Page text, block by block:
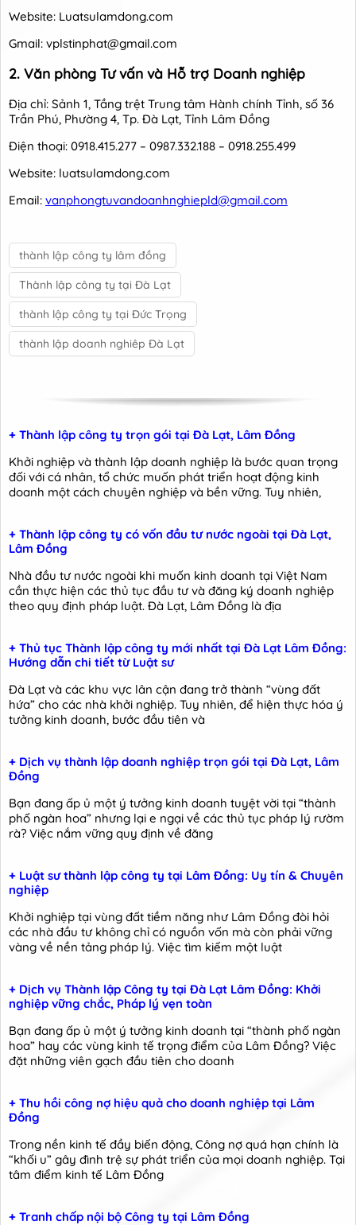
Website: Luatsulamdong.com
Gmail: vplstinphat@gmail.com
2. Văn phòng Tư vấn và Hỗ trợ Doanh nghiệp
Địa chỉ: Sảnh 1, Tầng trệt Trung tâm Hành chính Tỉnh, số 36
Trần Phú, Phường 4, Tp. Đà Lạt, Tỉnh Lâm Đồng
Điện thoại: 0918.415.277 – 0987.332.188 – 0918.255.499
Website: luatsulamdong.com
Email: vanphongtuvandoanhnghiepld@gmail.com
thành lập công ty lâm đồng
Thành lập công ty tại Đà Lạt
thành lập công ty tại Đức Trọng
thành lập doanh nghiêp Đà Lạt
+ Thành lập công ty trọn gói tại Đà Lạt, Lâm Đồng
Khởi nghiệp và thành lập doanh nghiệp là bước quan trọng
đối với cá nhân, tổ chức muốn phát triển hoạt động kinh
doanh một cách chuyên nghiệp và bền vững. Tuy nhiên,
+ Thành lập công ty có vốn đầu tư nước ngoài tại Đà Lạt,
Lâm Đồng
Nhà đầu tư nước ngoài khi muốn kinh doanh tại Việt Nam
cần thực hiện các thủ tục đầu tư và đăng ký doanh nghiệp
theo quy định pháp luật. Đà Lạt, Lâm Đồng là địa
+ Thủ tục Thành lập công ty mới nhất tại Đà Lạt Lâm Đồng:
Hướng dẫn chi tiết từ Luật sư
Đà Lạt và các khu vực lân cận đang trở thành “vùng đất
hứa” cho các nhà khởi nghiệp. Tuy nhiên, để hiện thực hóa ý
tưởng kinh doanh, bước đầu tiên và
+ Dịch vụ thành lập doanh nghiệp trọn gói tại Đà Lạt, Lâm
Đồng
Bạn đang ấp ủ một ý tưởng kinh doanh tuyệt vời tại “thành
phố ngàn hoa” nhưng lại e ngại về các thủ tục pháp lý rườm
rà? Việc nắm vững quy định về đăng
+ Luật sư thành lập công ty tại Lâm Đồng: Uy tín & Chuyên
nghiệp
Khởi nghiệp tại vùng đất tiềm năng như Lâm Đồng đòi hỏi
các nhà đầu tư không chỉ có nguồn vốn mà còn phải vững
vàng về nền tảng pháp lý. Việc tìm kiếm một luật
+ Dịch vụ Thành lập Công ty tại Đà Lạt Lâm Đồng: Khởi
nghiệp vững chắc, Pháp lý vẹn toàn
Bạn đang ấp ủ một ý tưởng kinh doanh tại “thành phố ngàn
hoa” hay các vùng kinh tế trọng điểm của Lâm Đồng? Việc
đặt những viên gạch đầu tiên cho doanh
+ Thu hồi công nợ hiệu quả cho doanh nghiệp tại Lâm
Đồng
Trong nền kinh tế đầy biến động, Công nợ quá hạn chính là
“khối u” gây đình trệ sự phát triển của mọi doanh nghiệp. Tại
tâm điểm kinh tế Lâm Đồng
+ Tranh chấp nội bộ Công ty tại Lâm Đồng